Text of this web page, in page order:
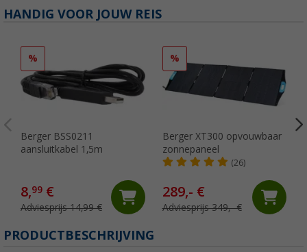
HANDIG VOOR JOUW REIS
%
Berger BSS0211
aansluitkabel 1,5m
8,99 €
Adviesprijs 14,99 €
%
Berger XT300 opvouwbaar
zonnepaneel
(26)
289,- €
Adviesprijs 349,- €
PRODUCTBESCHRIJVING